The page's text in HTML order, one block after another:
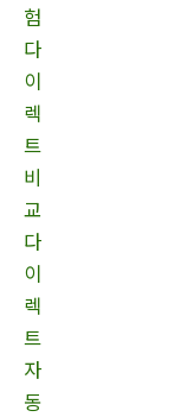
험
다
이
렉
트
비
교
다
이
렉
트
자
동